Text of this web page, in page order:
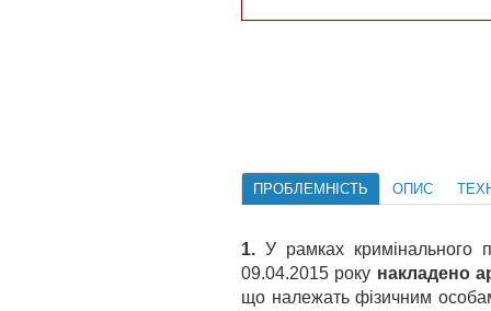
ПРОБЛЕМНІСТЬ ОПИС
1.У рамках кримінального
09.04.2015 року накладено
що належать фізичним